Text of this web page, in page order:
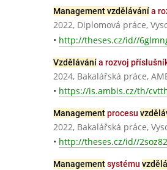
Management vzdělávánía
2022, Diplomová práce,
• http://theses.cz/id//
Vzdělávánía rozvoj
2024, Bakalářská práce,
• https://is.ambis.cz/th/
Managementprocesu
2022, Bakalářská práce,
• http://theses.cz/id//
Managementsystému